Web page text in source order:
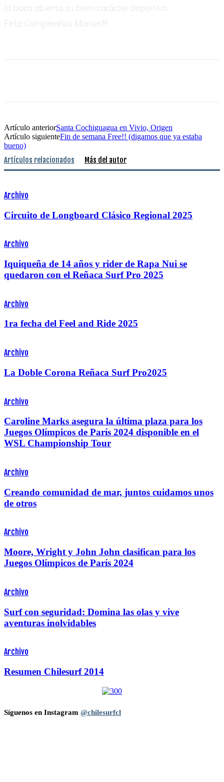
la boca abierta su buen carácter deportivo.
Feliz Cumpleaños Manuel!!!
Artículo anteriorSanta Cochiguagua en Vivio, Origen
Artículo siguienteFin de semana Free!! (digamos que ya estaba
bueno)
Artículos relacionados Más del autor
Archivo
Circuito de Longboard Clásico Regional 2025
Archivo
Iquiqueña de 14 años y rider de Rapa Nui se
quedaron con el Reñaca Surf Pro 2025
Archivo
1ra fecha del Feel and Ride 2025
Archivo
La Doble Corona Reñaca Surf Pro2025
Archivo
Caroline Marks asegura la última plaza para los
Juegos Olímpicos de París 2024 disponible en el
WSL Championship Tour
Archivo
Creando comunidad de mar, juntos cuidamos unos
de otros
Archivo
Moore, Wright y John John clasifican para los
Juegos Olímpicos de París 2024
Archivo
Surf con seguridad: Domina las olas y vive
aventuras inolvidables
Archivo
Resumen Chilesurf 2014
Síguenos en Instagram @chilesurfcl